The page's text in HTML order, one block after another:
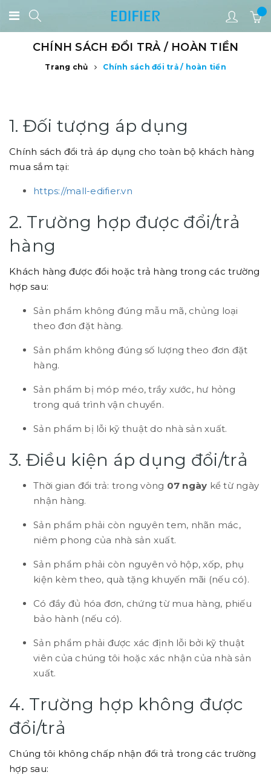
CHÍNH SÁCH ĐỔI TRẢ / HOÀN TIỀN
Trang chủ Chính sách đổi trả / hoàn tiền
1. Đối tượng áp dụng
Chính sách đổi trả áp dụng cho toàn bộ khách hàng
mua sắm tại:
https://mall-edifier.vn
2. Trường hợp được đổi/trả
hàng
Khách hàng được đổi hoặc trả hàng trong các trường
hợp sau:
Sản phẩm không đúng mẫu mã, chủng loại
theo đơn đặt hàng.
Sản phẩm không đúng số lượng theo đơn đặt
hàng.
Sản phẩm bị móp méo, trầy xước, hư hỏng
trong quá trình vận chuyển.
Sản phẩm bị lỗi kỹ thuật do nhà sản xuất.
3. Điều kiện áp dụng đổi/trả
Thời gian đổi trả: trong vòng 07 ngày kể từ ngày
nhận hàng.
Sản phẩm phải còn nguyên tem, nhãn mác,
niêm phong của nhà sản xuất.
Sản phẩm phải còn nguyên vỏ hộp, xốp, phụ
kiện kèm theo, quà tặng khuyến mãi (nếu có).
Có đầy đủ hóa đơn, chứng từ mua hàng, phiếu
bảo hành (nếu có).
Sản phẩm phải được xác định lỗi bởi kỹ thuật
viên của chúng tôi hoặc xác nhận của nhà sản
xuất.
4. Trường hợp không được
đổi/trả
Chúng tôi không chấp nhận đổi trả trong các trường
hợp sau: